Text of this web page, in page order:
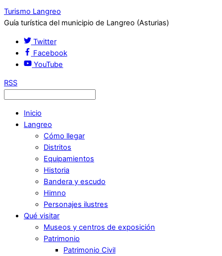
Turismo Langreo
Guía turística del municipio de Langreo (Asturias)
Twitter
Facebook
YouTube
RSS
Inicio
Langreo
Cómo llegar
Distritos
Equipamientos
Historia
Bandera y escudo
Himno
Personajes ilustres
Qué visitar
Museos y centros de exposición
Patrimonio
Patrimonio Civil